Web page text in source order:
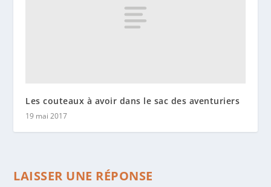
Les couteaux à avoir dans le sac des aventuriers
19 mai 2017
LAISSER UNE RÉPONSE